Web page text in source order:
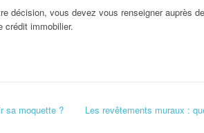
décision, vous devez vous renseigner auprès
crédit immobilier.
sa moquette ?
Les revêtements muraux :